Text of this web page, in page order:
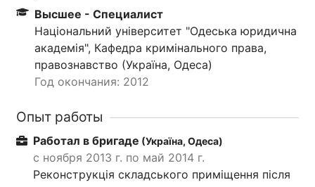
Высшее - Специалист
Національний університет "Одеська юридична
академія", Кафедра кримінального права,
правознавство (Україна, Одеса)
Год окончания: 2012
Опыт работы
Работал в бригаде (Україна, Одеса)
с ноября 2013 г. по май 2014 г.
Реконструкція складського приміщення після